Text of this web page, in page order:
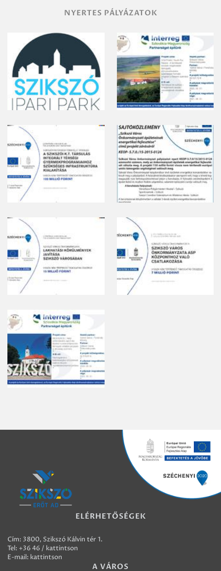
NYERTES PÁLYÁZATOK
ELÉRHETŐSÉGEK
Cím: 3800, Szikszó Kálvin tér 1.
Tel: +36 46 / kattintson
E-mail: kattintson
A VÁROS